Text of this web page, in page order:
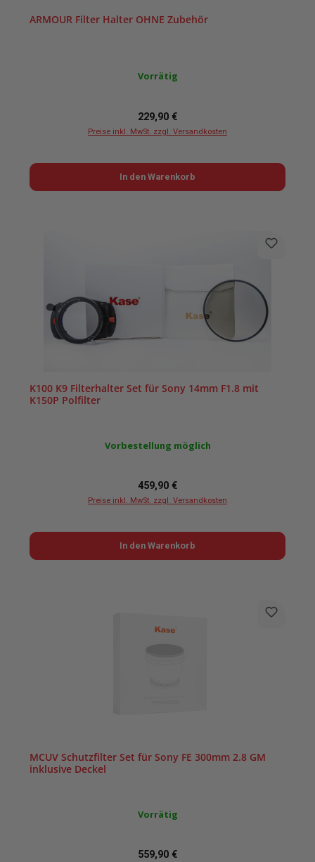
ARMOUR Filter Halter OHNE Zubehör
Vorrätig
Regulärer Preis:
229,90 €
Preise inkl. MwSt. zzgl. Versandkosten
In den Warenkorb
K100 K9 Filterhalter Set für Sony 14mm F1.8 mit
K150P Polfilter
Vorbestellung möglich
Regulärer Preis:
459,90 €
Preise inkl. MwSt. zzgl. Versandkosten
In den Warenkorb
MCUV Schutzfilter Set für Sony FE 300mm 2.8 GM
inklusive Deckel
Vorrätig
Regulärer Preis:
559,90 €